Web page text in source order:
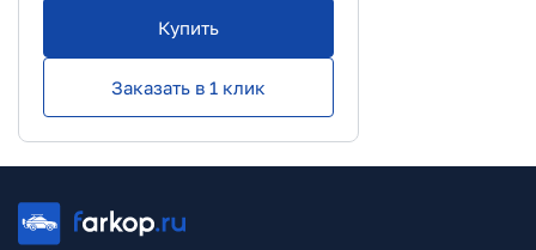
Купить
Заказать в 1 клик